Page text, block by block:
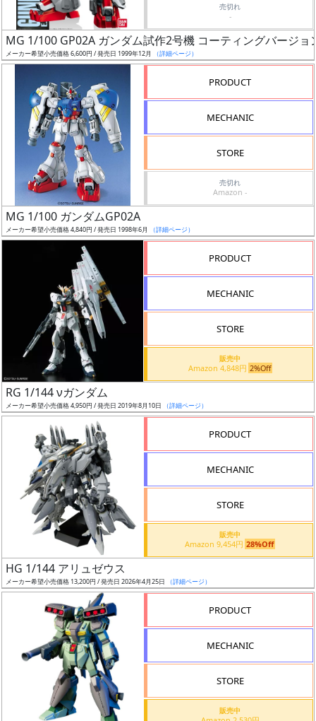
フ
リ
グ
レ
ル
ー
ズ・
売切れ
-
MG 1/100 GP02A ガンダム試作2号機 コーティングバージョ
メーカー希望小売価格 6,600円 / 発売日 1999年12月 （詳細ページ）
PRODUCT
MECHANIC
STORE
売切れ
Amazon -
MG 1/100 ガンダムGP02A
メーカー希望小売価格 4,840円 / 発売日 1998年6月 （詳細ページ）
PRODUCT
MECHANIC
STORE
販売中
Amazon 4,848円 2%Off
RG 1/144 νガンダム
メーカー希望小売価格 4,950円 / 発売日 2019年8月10日 （詳細ページ）
PRODUCT
MECHANIC
STORE
販売中
Amazon 9,454円 28%Off
HG 1/144 アリュゼウス
メーカー希望小売価格 13,200円 / 発売日 2026年4月25日 （詳細ページ）
PRODUCT
MECHANIC
STORE
販売中